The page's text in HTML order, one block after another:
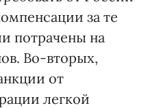
за те
потрачены на
Во-вторых,
от
легкой